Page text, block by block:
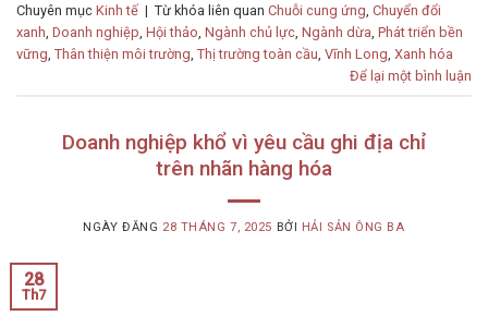
Chuyên mục Kinh tế | Từ khóa liên quan Chuỗi cung ứng Chuyển đổi
xanh Doanh nghiệp Hội thảo Ngành chủ lực Ngành dừa Phát triển bền
vững Thân thiện môi trường Thị trường toàn cầu Vĩnh Long Xanh hóa
Để lại một bình luận
Doanh nghiệp khổ vì yêu cầu ghi địa chỉ
trên nhãn hàng hóa
NGÀY ĐĂNG 28 THÁNG 7, 2025 BỞI HẢI SẢN ÔNG BA
28
Th7